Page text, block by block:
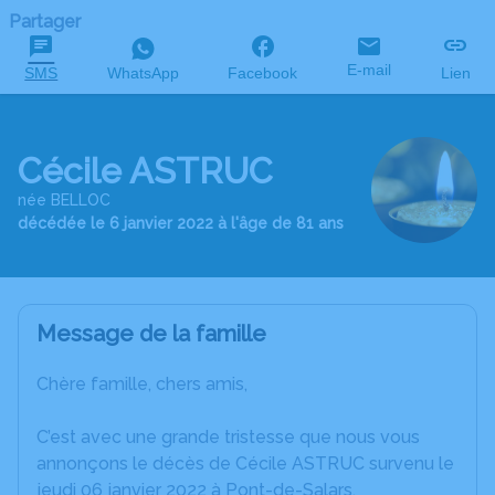
Partager
SMS WhatsApp Facebook E-mail Lien
Cécile ASTRUC
née BELLOC
décédée le 6 janvier 2022 à l'âge de 81 ans
Message de la famille
Chère famille, chers amis,
C’est avec une grande tristesse que nous vous
annonçons le décès de Cécile ASTRUC survenu le
jeudi 06 janvier 2022 à Pont-de-Salars.